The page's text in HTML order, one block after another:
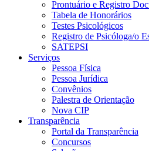
Prontuário e Registro
Tabela de Honorários
Testes Psicológicos
Registro de Psicóloga/o
SATEPSI
Serviços
Pessoa Física
Pessoa Jurídica
Convênios
Palestra de Orientação
Nova CIP
Transparência
Portal da Transparência
Concursos